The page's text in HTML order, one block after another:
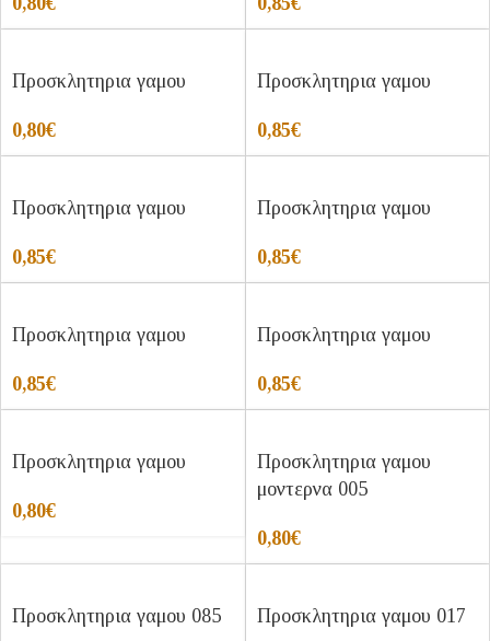
Προσκλητηρια γαμου
0,80€
Προσκλητηρια γαμου
0,85€
Προσκλητηρια γαμου
0,85€
Προσκλητηρια γαμου
0,85€
Προσκλητηρια γαμου
0,85€
Προσκλητηρια γαμου
0,85€
Προσκλητηρια γαμου
0,80€
Προσκλητηρια γαμου
μοντερνα 005
0,80€
Προσκλητηρια γαμου 085 Προσκλητηρια γαμου 017